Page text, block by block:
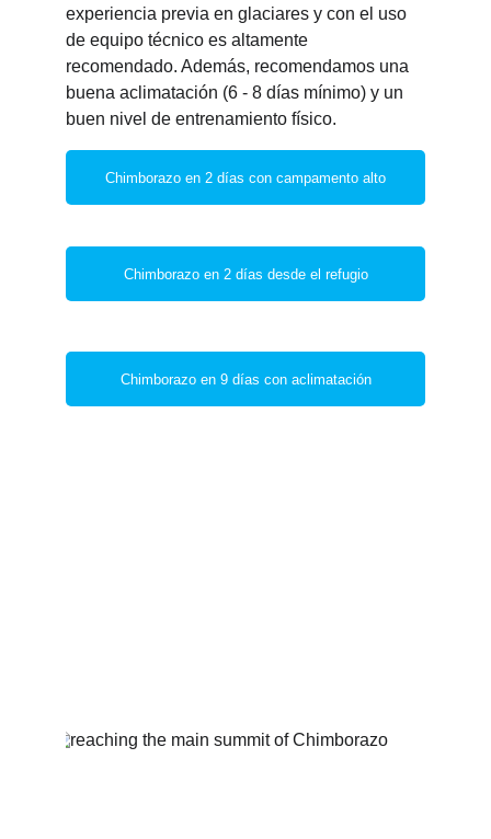
experiencia previa en glaciares y con el uso
de equipo técnico es altamente
recomendado. Además, recomendamos una
buena aclimatación (6 - 8 días mínimo) y un
buen nivel de entrenamiento físico.
Chimborazo en 2 días con campamento alto
Chimborazo en 2 días desde el refugio
Chimborazo en 9 días con aclimatación